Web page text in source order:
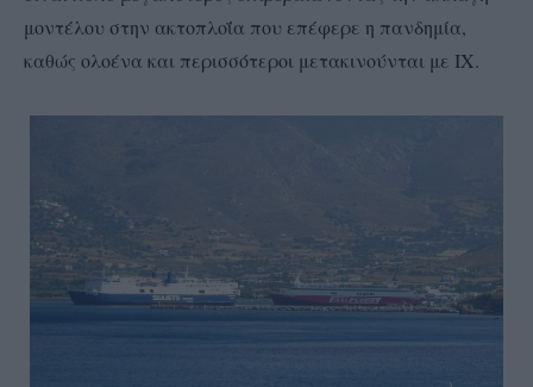
μοντέλου στην ακτοπλοΐα που επέφερε η πανδημία,
καθώς ολοένα και περισσότεροι μετακινούνται με ΙΧ.